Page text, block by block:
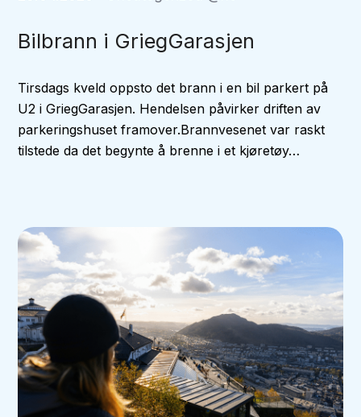
Bilbrann i GriegGarasjen
Tirsdags kveld oppsto det brann i en bil parkert på
U2 i GriegGarasjen. Hendelsen påvirker driften av
parkeringshuset framover.Brannvesenet var raskt
tilstede da det begynte å brenne i et kjøretøy…